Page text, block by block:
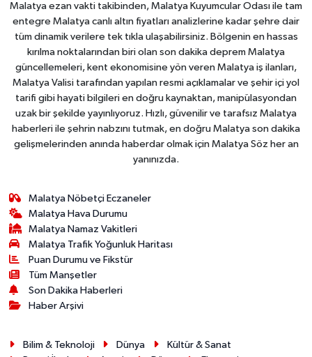
Malatya ezan vakti takibinden, Malatya Kuyumcular Odası ile tam
entegre Malatya canlı altın fiyatları analizlerine kadar şehre dair
tüm dinamik verilere tek tıkla ulaşabilirsiniz. Bölgenin en hassas
kırılma noktalarından biri olan son dakika deprem Malatya
güncellemeleri, kent ekonomisine yön veren Malatya iş ilanları,
Malatya Valisi tarafından yapılan resmi açıklamalar ve şehir içi yol
tarifi gibi hayati bilgileri en doğru kaynaktan, manipülasyondan
uzak bir şekilde yayınlıyoruz. Hızlı, güvenilir ve tarafsız Malatya
haberleri ile şehrin nabzını tutmak, en doğru Malatya son dakika
gelişmelerinden anında haberdar olmak için Malatya Söz her an
yanınızda.
Malatya Nöbetçi Eczaneler
Malatya Hava Durumu
Malatya Namaz Vakitleri
Malatya Trafik Yoğunluk Haritası
Puan Durumu ve Fikstür
Tüm Manşetler
Son Dakika Haberleri
Haber Arşivi
Bilim & Teknoloji Dünya
Kültür & Sanat